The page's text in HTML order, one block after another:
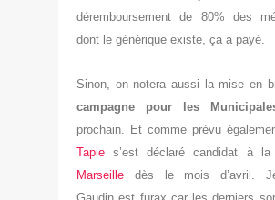
déremboursement de 80% des
dont le générique existe, ça a payé.
Sinon, on notera aussi la mise en
campagne pour les
prochain. Et comme prévu
Tapie s’est déclaré candidat à
Marseille dès le mois d’avril.